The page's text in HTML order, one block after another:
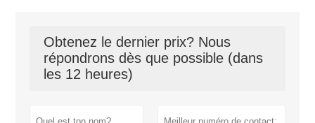
Obtenez le dernier prix? Nous
répondrons dès que possible (dans
les 12 heures)